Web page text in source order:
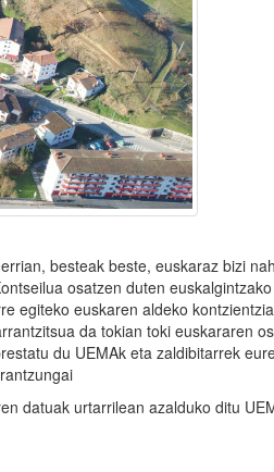
besteak beste, euskaraz bizi
osatzen duten
egiteko euskaren aldeko
da tokian toki euskararen
du UEMAk eta zaldibitarrek
datuak urtarrilean azalduko ditu